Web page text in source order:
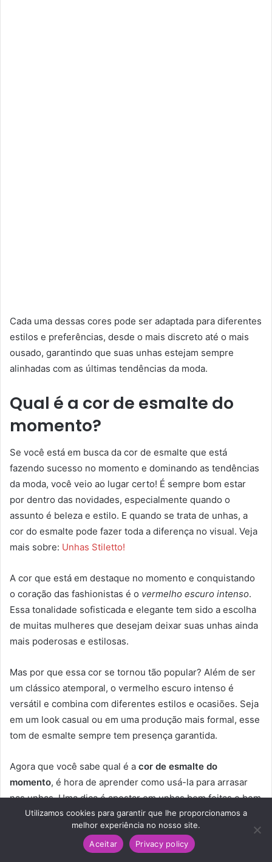
Cada uma dessas cores pode ser adaptada para diferentes
estilos e preferências, desde o mais discreto até o mais
ousado, garantindo que suas unhas estejam sempre
alinhadas com as últimas tendências da moda.
Qual é a cor de esmalte do
momento?
Se você está em busca da cor de esmalte que está
fazendo sucesso no momento e dominando as tendências
da moda, você veio ao lugar certo! É sempre bom estar
por dentro das novidades, especialmente quando o
assunto é beleza e estilo. E quando se trata de unhas, a
cor do esmalte pode fazer toda a diferença no visual. Veja
mais sobre: Unhas Stiletto!
A cor que está em destaque no momento e conquistando
o coração das fashionistas é o vermelho escuro intenso.
Essa tonalidade sofisticada e elegante tem sido a escolha
de muitas mulheres que desejam deixar suas unhas ainda
mais poderosas e estilosas.
Mas por que essa cor se tornou tão popular? Além de ser
um clássico atemporal, o vermelho escuro intenso é
versátil e combina com diferentes estilos e ocasiões. Seja
em um look casual ou em uma produção mais formal, esse
tom de esmalte sempre tem presença garantida.
Agora que você sabe qual é a cor de esmalte do
momento, é hora de aprender como usá-la para arrasar
nas unhas. Uma dica é apostar em unhas bem feitas e bem
cuidadas, pois a cor do esmalte ganha ainda mais
destaque quando as unhas estão bonitas e saudáveis.
Utilizamos cookies para garantir que lhe proporcionamos a
melhor experiência no nosso site.
Aceitar
Privacy policy